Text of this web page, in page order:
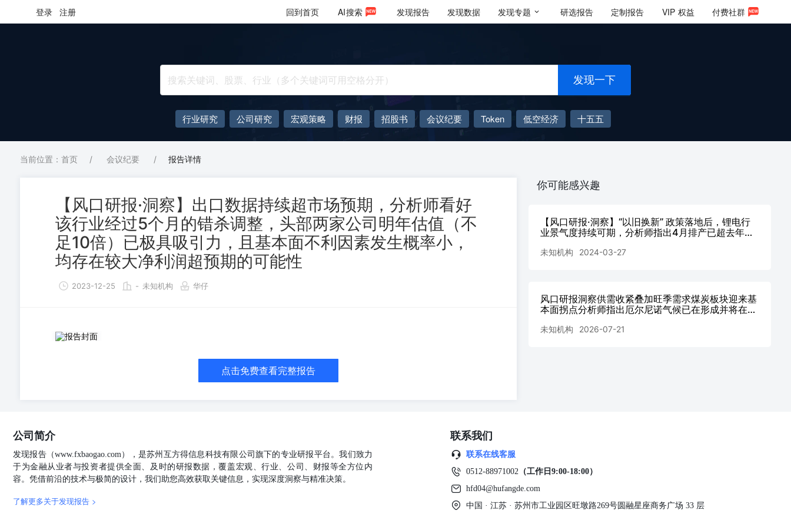
登录 注册 回到首页 AI搜索 发现报告 发现数据 发现专题 研选报告 定制报告 VIP 权益 付费社群
发现一下
行业研究 公司研究 宏观策略 财报 招股书 会议纪要 Token 低空经济
十五五
AIGC
大模型
当前位置：首页 / 会议纪要 / 报告详情
【风口研报·洞察】出口数据持续超市场预期，分析师看好
该行业经过5个月的错杀调整，头部两家公司明年估值（不
足10倍）已极具吸引力，且基本面不利因素发生概率小，
均存在较大净利润超预期的可能性
2023-12-25 - 未知机构 华仔
点击免费查看完整报告
你可能感兴趣
【风口研报·洞察】“以旧换新” 政策落地后，锂电行
业景气度持续可期，分析师指出4月排产已超去年高
点，当前对应2024年PE不足15-20倍;美股软着陆影
未知机构 2024-03-27
风口研报洞察供需收紧叠加旺季需求煤炭板块迎来基
本面拐点分析师指出厄尔尼诺气候已在形成并将在8
跌破年20260721
未知机构 2026-07-21
公司简介
发现报告（www.fxbaogao.com），是苏州互方得信息科技有限公司旗下的专业研报平台。我们致力
于为金融从业者与投资者提供全面、及时的研报数据，覆盖宏观、行业、公司、财报等全方位内
容。凭借前沿的技术与极简的设计，我们助您高效获取关键信息，实现深度洞察与精准决策。
了解更多关于发现报告 >
联系我们
联系在线客服
0512-88971002 （工作日9:00-18:00）
hfd04@hufangde.com
中国 · 江苏 · 苏州市工业园区旺墩路269号圆融星座商务广场 33 层